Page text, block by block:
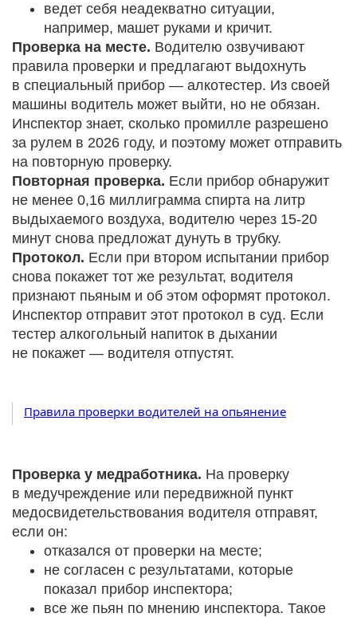
ведет себя неадекватно ситуации,
например, машет руками и кричит.
Проверка на месте. Водителю озвучивают
правила проверки и предлагают выдохнуть
в специальный прибор — алкотестер. Из своей
машины водитель может выйти, но не обязан.
Инспектор знает, сколько промилле разрешено
за рулем в 2026 году, и поэтому может отправить
на повторную проверку.
Повторная проверка. Если прибор обнаружит
не менее 0,16 миллиграмма спирта на литр
выдыхаемого воздуха, водителю через 15-20
минут снова предложат дунуть в трубку.
Протокол. Если при втором испытании прибор
снова покажет тот же результат, водителя
признают пьяным и об этом оформят протокол.
Инспектор отправит этот протокол в суд. Если
тестер алкогольный напиток в дыхании
не покажет — водителя отпустят.
Правила проверки водителей на опьянение
Проверка у медработника. На проверку
в медучреждение или передвижной пункт
медосвидетельствования водителя отправят,
если он:
отказался от проверки на месте;
не согласен с результатами, которые
показал прибор инспектора;
все же пьян по мнению инспектора. Такое